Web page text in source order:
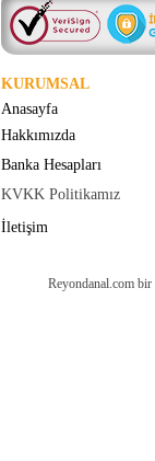
KURUMSAL
Anasayfa
Hakkımızda
Banka Hesapları
KVKK Politikamız
İletişim
Reyondanal.com bir